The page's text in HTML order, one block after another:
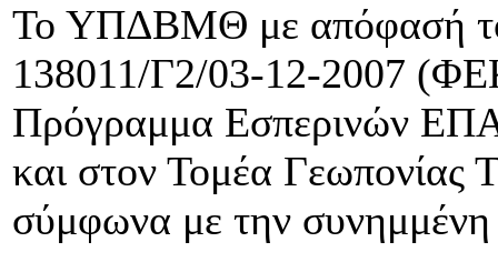
Το ΥΠΔΒΜΘ με απόφασή
138011/Γ2/03-12-2007
Πρόγραμμα Εσπερινών
και στον Τομέα Γεωπονίας
σύμφωνα με την